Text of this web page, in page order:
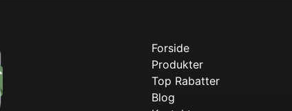
Forside
Produkter
Top Rabatter
Blog